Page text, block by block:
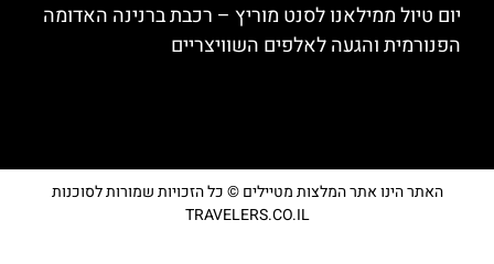
יום טיול ממילאנו לסנט מוריץ – רכבת ברנינה האדומה
הפנורמית והגעה לאלפים השוויצריים
האתר הינו אתר המלצות מטיילים © כל הזכויות שמורות לסוכנות
TRAVELERS.CO.IL